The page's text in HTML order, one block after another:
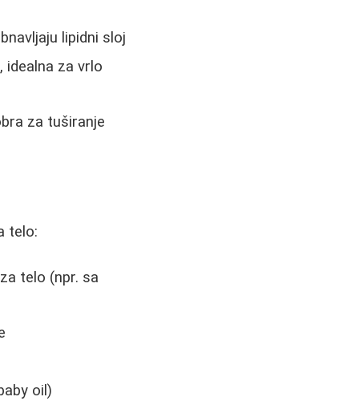
lipidni sloj
za vrlo
za tuširanje
telo:
telo (npr. sa
oil)